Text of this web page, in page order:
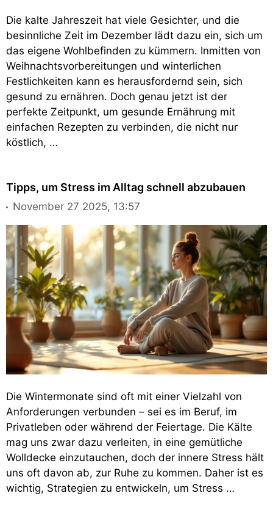
Die kalte Jahreszeit hat viele Gesichter, und die
besinnliche Zeit im Dezember lädt dazu ein, sich um
das eigene Wohlbefinden zu kümmern. Inmitten von
Weihnachtsvorbereitungen und winterlichen
Festlichkeiten kann es herausfordernd sein, sich
gesund zu ernähren. Doch genau jetzt ist der
perfekte Zeitpunkt, um gesunde Ernährung mit
einfachen Rezepten zu verbinden, die nicht nur
köstlich, …
Tipps, um Stress im Alltag schnell abzubauen
November 27 2025, 13:57
Die Wintermonate sind oft mit einer Vielzahl von
Anforderungen verbunden – sei es im Beruf, im
Privatleben oder während der Feiertage. Die Kälte
mag uns zwar dazu verleiten, in eine gemütliche
Wolldecke einzutauchen, doch der innere Stress hält
uns oft davon ab, zur Ruhe zu kommen. Daher ist es
wichtig, Strategien zu entwickeln, um Stress …